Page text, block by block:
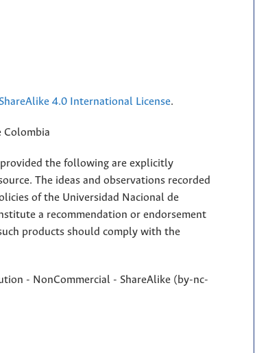
4.0 International License.
Colombia
the following are explicitly
The ideas and observations recorded
of the Universidad Nacional de
a recommendation or endorsement
products should comply with the
- NonCommercial - ShareAlike (by-nc-